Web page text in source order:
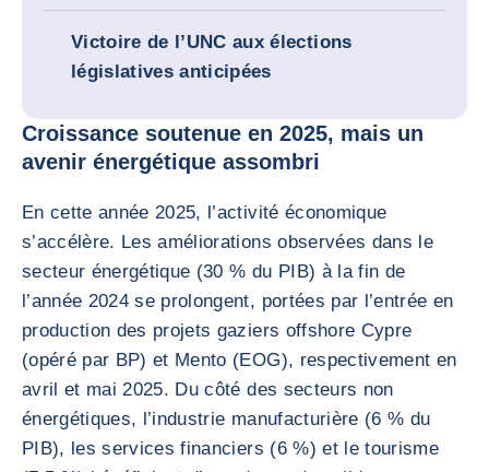
Victoire de l’UNC aux élections
législatives anticipées
Croissance soutenue en 2025, mais un
avenir énergétique assombri
En cette année 2025, l’activité économique
s’accélère. Les améliorations observées dans le
secteur énergétique (30 % du PIB) à la fin de
l’année 2024 se prolongent, portées par l’entrée en
production des projets gaziers offshore Cypre
(opéré par BP) et Mento (EOG), respectivement en
avril et mai 2025. Du côté des secteurs non
énergétiques, l’industrie manufacturière (6 % du
PIB), les services financiers (6 %) et le tourisme